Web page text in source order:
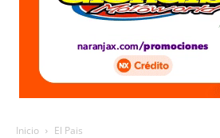
Inicio El Pais